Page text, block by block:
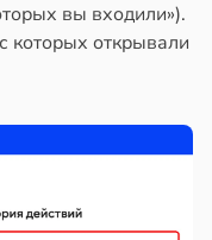
вы входили»).
которых открывали